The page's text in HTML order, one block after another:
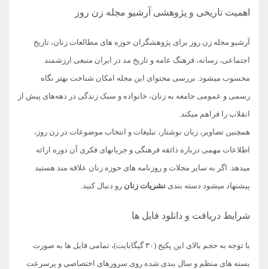
اهمیت تاریخی و پژوهشی آرشیو مجله زن روز
آرشیو مجله زن روز برای پژوهشگران حوزه های مطالعات زنان، تاریخ
اجتماعی، رسانه، فرهنگ عامه و تاریخ مد در ایران منبعی ارزشمند
محسوب میشود. بررسی محتوای این مجله امکان شناخت بهتر نگاه
رسمی و عمومی جامعه به زنان، خانواده و سبک زندگی در دهه‌های پیش از
انقلاب را فراهم میکند.
همچنین تصاویر، زبان نوشتار، تبلیغات و انتخاب موضوعات در زن روز،
اطلاعات مهمی درباره ذائقه فرهنگی و جریانهای فکری آن دوره ارائه
میدهد. اگر به سایر مجلات و روزنامه های حوزه زنان علاقه مند هستید
پیشنهاد میشود دسته بندی نشریات زنان رو دنبال کنید.
شرایط دریافت و دانلود فایل ها
با توجه به حجم بالای این پکیج (۳۰ گیگابایت)، تمامی فایل ها به صورت
بسته های منظم و سال بندی شده روی سرورهای اختصاصی و پرسرعت